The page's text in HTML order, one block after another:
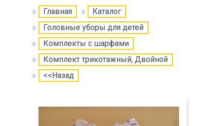
Главная
Каталог
Головные уборы для детей
Комплекты с шарфами
Комплект трикотажный, Двойной
<<Назад